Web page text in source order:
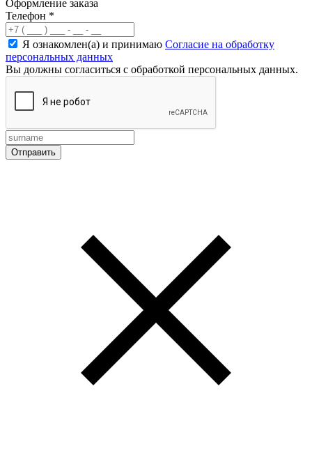
Оформление заказа
Телефон *
Я ознакомлен(а) и принимаю Согласие на обработку
персональных данных
Вы должны согласиться с обработкой персональных данных.